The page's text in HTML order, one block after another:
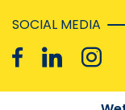
SOCIAL MEDIA